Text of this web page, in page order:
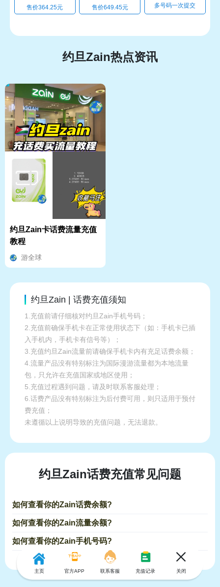
售价364.25元 售价649.45元 多号码一次提交
约旦Zain热点资讯
约旦Zain卡话费流量充值
教程
游全球
约旦Zain | 话费充值须知
1.充值前请仔细核对约旦Zain手机号码；
2.充值前确保手机卡在正常使用状态下（如：手机卡已插
入手机内，手机卡有信号等）；
3.充值约旦Zain流量前请确保手机卡内有充足话费余额；
4.流量产品没有特别标注为国际漫游流量都为本地流量
包，只允许在充值国家或地区使用；
5.充值过程遇到问题，请及时联系客服处理；
6.话费产品没有特别标注为后付费可用，则只适用于预付
费充值；
未遵循以上说明导致的充值问题，无法退款。
约旦Zain话费充值常见问题
如何查看你的Zain话费余额?
如何查看你的Zain流量余额?
如何查看你的Zain手机号码?
主页 官方APP 联系客服 充值记录 关闭